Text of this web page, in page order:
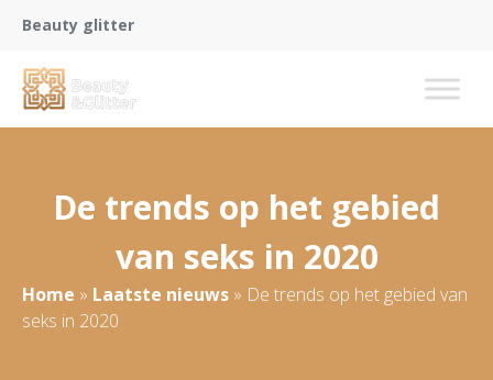
Beauty glitter
De trends op het gebied
van seks in 2020
Home » Laatste nieuws » De trends op het gebied van
seks in 2020